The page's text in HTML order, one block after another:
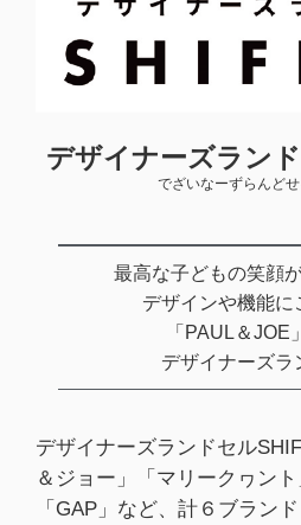
デザイナーズラン
でざいなーずらんど
最高な子どもの笑顔
デザインや機能に
「PAUL＆JOE
デザイナーズラ
デザイナーズランドセル
＆ジョー」「マリークヮント
「GAP」など、計６ブラン